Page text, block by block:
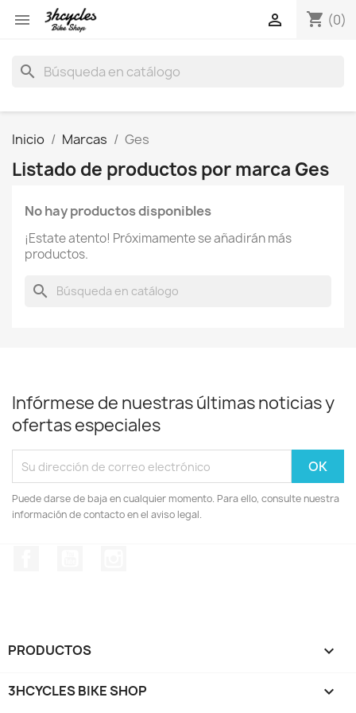
 shopping_cart (0)

search
Inicio Marcas Ges
Listado de productos por marca Ges
No hay productos disponibles
¡Estate atento! Próximamente se añadirán más
productos.
search
Infórmese de nuestras últimas noticias y
ofertas especiales
Puede darse de baja en cualquier momento. Para ello, consulte nuestra
información de contacto en el aviso legal.
PRODUCTOS 
3HCYCLES BIKE SHOP 